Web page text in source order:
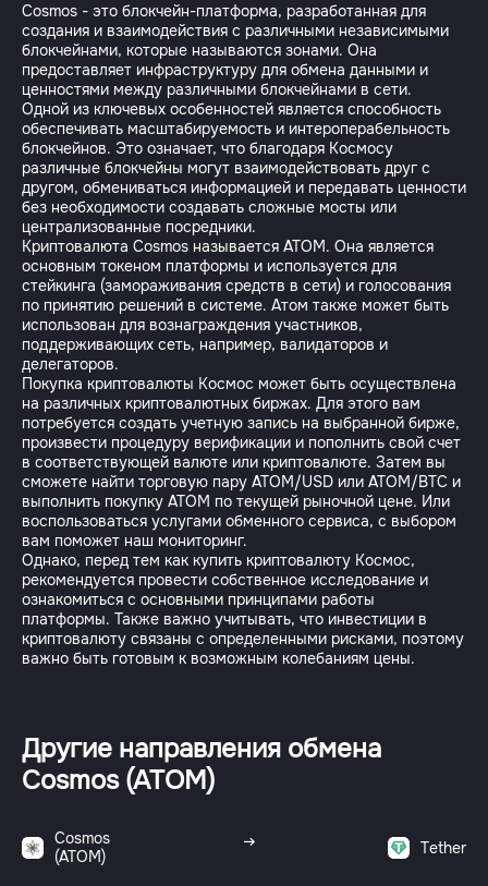
Cosmos - это блокчейн-платформа, разработанная для
создания и взаимодействия с различными независимыми
блокчейнами, которые называются зонами. Она
предоставляет инфраструктуру для обмена данными и
ценностями между различными блокчейнами в сети.
Одной из ключевых особенностей является способность
обеспечивать масштабируемость и интероперабельность
блокчейнов. Это означает, что благодаря Космосу
различные блокчейны могут взаимодействовать друг с
другом, обмениваться информацией и передавать ценности
без необходимости создавать сложные мосты или
централизованные посредники.
Криптовалюта Cosmos называется ATOM. Она является
основным токеном платформы и используется для
стейкинга (замораживания средств в сети) и голосования
по принятию решений в системе. Атом также может быть
использован для вознаграждения участников,
поддерживающих сеть, например, валидаторов и
делегаторов.
Покупка криптовалюты Космос может быть осуществлена
на различных криптовалютных биржах. Для этого вам
потребуется создать учетную запись на выбранной бирже,
произвести процедуру верификации и пополнить свой счет
в соответствующей валюте или криптовалюте. Затем вы
сможете найти торговую пару ATOM/USD или ATOM/BTC и
выполнить покупку ATOM по текущей рыночной цене. Или
воспользоваться услугами обменного сервиса, с выбором
вам поможет наш мониторинг.
Однако, перед тем как купить криптовалюту Космос,
рекомендуется провести собственное исследование и
ознакомиться с основными принципами работы
платформы. Также важно учитывать, что инвестиции в
криптовалюту связаны с определенными рисками, поэтому
важно быть готовым к возможным колебаниям цены.
Другие направления обмена
Cosmos (ATOM)
Cosmos
(ATOM)
Tether